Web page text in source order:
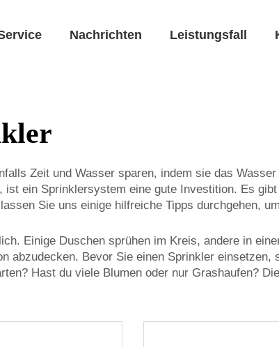
Nachrichten Leistungsfall
Zeit und Wasser sparen, indem sie das
ein Sprinklersystem eine gute Investition. Es
Sie uns einige hilfreiche Tipps durchgehen,
Einige Duschen sprühen im Kreis, andere in
abzudecken. Bevor Sie einen Sprinkler einsetzen,
Hast du viele Blumen oder nur Grashaufen?